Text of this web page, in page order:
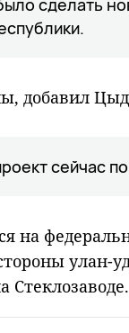
сделать
добавил
сейчас
на
улан-
Стеклозаводе.